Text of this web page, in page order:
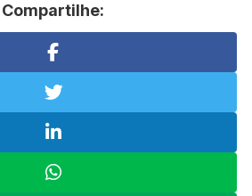
Compartilhe: